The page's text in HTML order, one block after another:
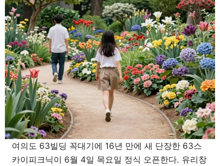
여의도 63빌딩 꼭대기에 16년 만에 새 단장한 63스
카이피크닉이 6월 4일 목요일 정식 오픈한다. 유리창